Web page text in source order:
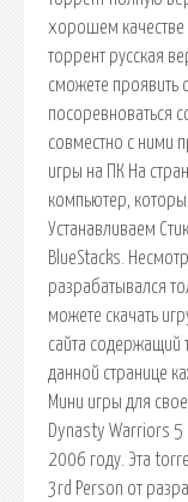
хорошем качестве
торрент русская
сможете проявить
посоревноваться
совместно с ними
игры на ПК На
компьютер,
Устанавливаем
BlueStacks.
разрабатывался
можете скачать
сайта содержащий
данной странице
Мини игры для
Dynasty Warriors
2006 году. Эта
3rd Person от